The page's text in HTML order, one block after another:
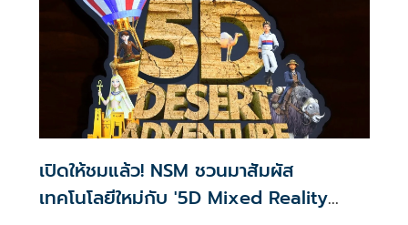
เปิดให้ชมแล้ว! NSM ชวนมาสัมผัส
เทคโนโลยีใหม่กับ '5D Mixed Reality